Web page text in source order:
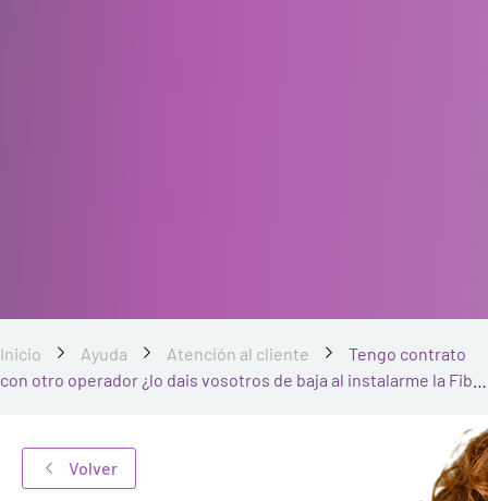
Inicio Ayuda Atención al cliente
Tengo contrato
con otro operador ¿lo dais vosotros de baja al instalarme la Fibra
Volver